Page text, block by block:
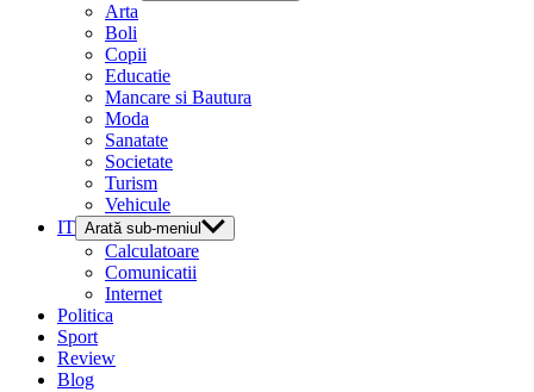
Arta
Boli
Copii
Educatie
Mancare si Bautura
Moda
Sanatate
Societate
Turism
Vehicule
IT Arată sub-meniul
Calculatoare
Comunicatii
Internet
Politica
Sport
Review
Blog